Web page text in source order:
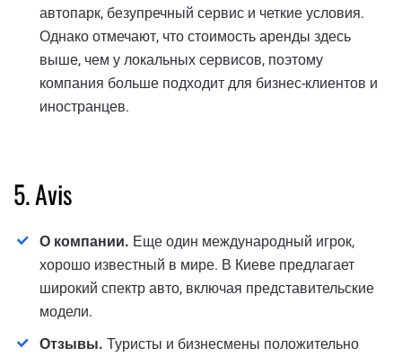
автопарк, безупречный сервис и четкие условия.
Однако отмечают, что стоимость аренды здесь
выше, чем у локальных сервисов, поэтому
компания больше подходит для бизнес-клиентов и
иностранцев.
5. Avis
О компании. Еще один международный игрок,
хорошо известный в мире. В Киеве предлагает
широкий спектр авто, включая представительские
модели.
Отзывы. Туристы и бизнесмены положительно